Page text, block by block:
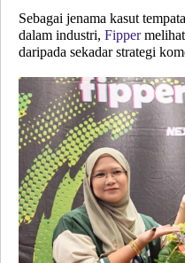
Sebagai jenama kasut
dalam industri, Fipper
daripada sekadar strategi